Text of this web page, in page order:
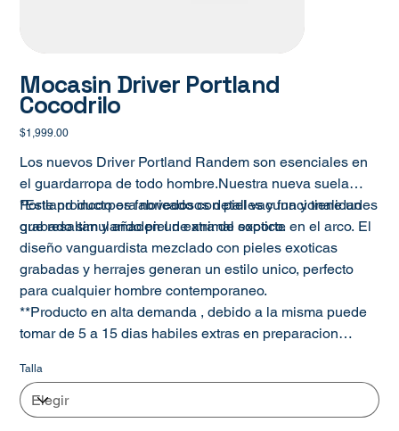
Mocasin Driver Portland
Cocodrilo
Precio
$1,999.00
Los nuevos Driver Portland Randem son esenciales en
el guardarropa de todo hombre.Nuestra nueva suela
Portland incorpora novedosos detalles y funcionalidades
que resaltan y añaden un extra de soporte en el arco. El
diseño vanguardista mezclado con pieles exoticas
grabadas y herrajes generan un estilo unico, perfecto
para cualquier hombre contemporaneo.
*Este producto es fabricado con piel vacuna y tiene un
grabado simulando piel de animal exotico.
**Producto en alta demanda , debido a la misma puede
tomar de 5 a 15 dias habiles extras en preparacion
Talla